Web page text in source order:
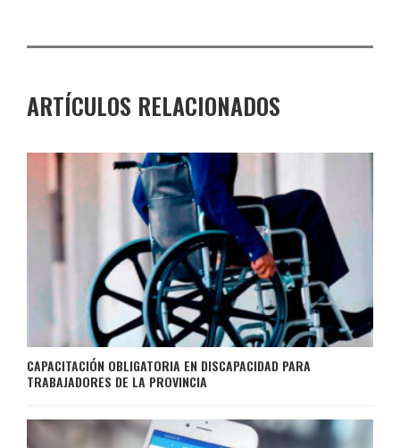
ARTÍCULOS RELACIONADOS
CAPACITACIÓN OBLIGATORIA EN DISCAPACIDAD PARA
TRABAJADORES DE LA PROVINCIA